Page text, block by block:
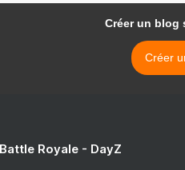
Créer un blog
Créer
Royale - DayZ